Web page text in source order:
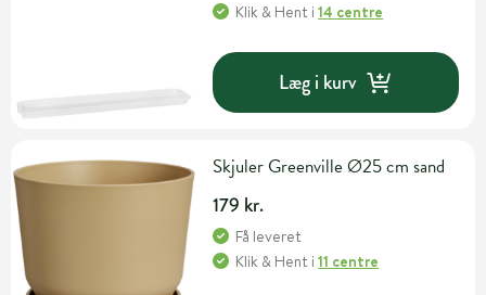
Klik & Hent i14 centre
Læg i kurv
Skjuler Greenville Ø25 cm sand
179 kr.
Få leveret
Klik & Hent i11 centre